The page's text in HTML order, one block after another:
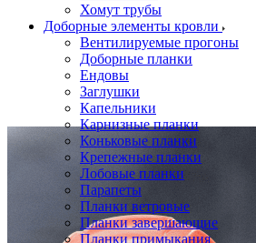
Хомут трубы
Доборные элементы кровли
Вентилируемые прогоны
Доборные планки
Ендовы
Заглушки
Капельники
Карнизные планки
Коньковые планки
Крепежные планки
Лобовые планки
Парапеты
Планки ветровые
Планки завершающие
Планки примыкания